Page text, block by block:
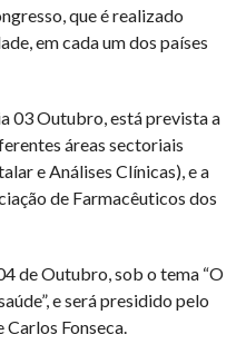
que é realizado
em cada um dos países
03 Outubro, está prevista a
áreas sectoriais
e Análises Clínicas), e a
de Farmacêuticos dos
de Outubro, sob o tema “O
e será presidido pelo
Fonseca.